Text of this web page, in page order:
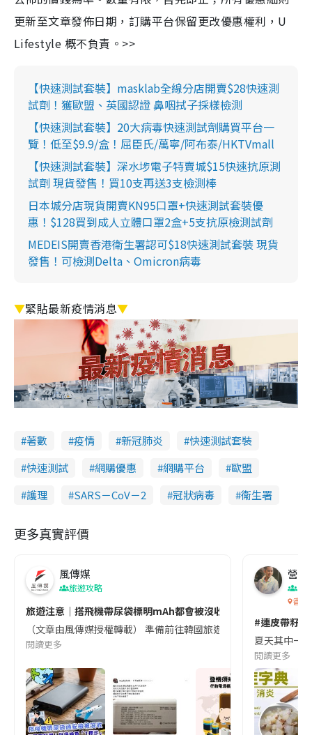
更新至文章發佈日期，訂購平台保留更改優惠權利，U
Lifestyle 概不負責。>>
【快速測試套裝】masklab全線分店開賣$28快速測
試劑！獲歐盟、英國認證 鼻咽拭子採樣檢測
【快速測試套裝】20大病毒快速測試劑購買平台一
覽！低至$9.9/盒！屈臣氏/萬寧/阿布泰/HKTVmall
【快速測試套裝】深水埗電子特賣城$15快速抗原測
試劑 現貨發售！買10支再送3支檢測棒
日本城分店現貨開賣KN95口罩+快速測試套裝優
惠！$128買到成人立體口罩2盒+5支抗原檢測試劑
MEDEIS開賣香港衛生署認可$18快速測試套裝 現貨
發售！可檢測Delta、Omicron病毒
▼緊貼最新疫情消息▼
著數 疫情 新冠肺炎
快速測試套裝
快速測試
網購優惠 網購平台
歐盟
護理
SARS－CoV－2 冠狀病毒 衞生署
更多真實評價
風傳媒
旅遊攻略
旅遊注意｜搭飛機帶尿袋標明mAh都會被沒收😱出發前切記檢查
（文章由風傳媒授權轉載） 準備前往韓國旅遊的民眾，近期要
閱讀更多
營養
香港
#連皮帶籽
夏天其中一
閱讀更多